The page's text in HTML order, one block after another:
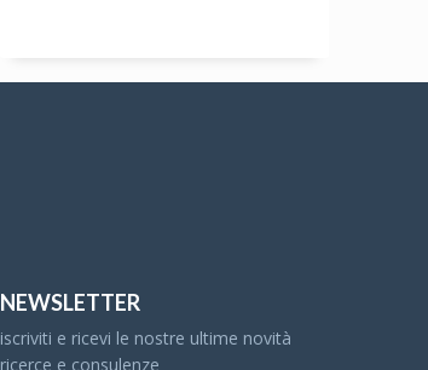
NEWSLETTER
iscriviti e ricevi le nostre ultime novità
ricerce e consulenze